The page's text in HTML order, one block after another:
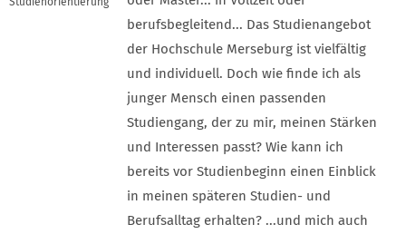
berufsbegleitend... Das Studienangebot
der Hochschule Merseburg ist vielfältig
und individuell. Doch wie finde ich als
junger Mensch einen passenden
Studiengang, der zu mir, meinen Stärken
und Interessen passt? Wie kann ich
bereits vor Studienbeginn einen Einblick
in meinen späteren Studien- und
Berufsalltag erhalten? ...und mich auch